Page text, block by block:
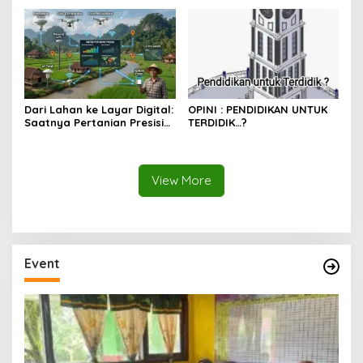
Dari Lahan ke Layar Digital:
Saatnya Pertanian Presisi
OPINI : PENDIDIKAN UNTUK
TERDIDIK…?
View More
Event